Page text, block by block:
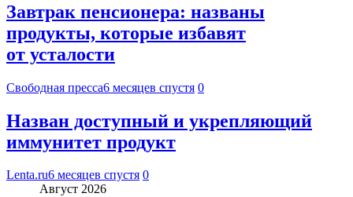
Завтрак пенсионера: названы
продукты, которые избавят
от усталости
Свободная пресса6 месяцев спустя 0
Назван доступный и укрепляющий
иммунитет продукт
Lenta.ru6 месяцев спустя 0
Август 2026